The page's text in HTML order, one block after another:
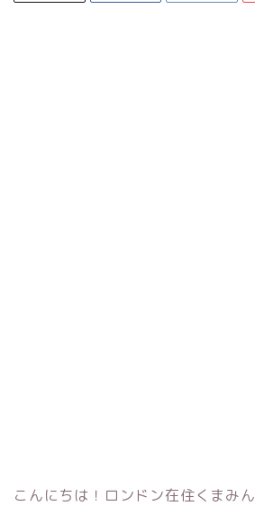
こんにちは！ロンドン在住くまみん